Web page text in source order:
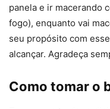
panela e ir macerando
fogo), enquanto vai
seu propósito com
alcançar. Agradeça
Como tomar o